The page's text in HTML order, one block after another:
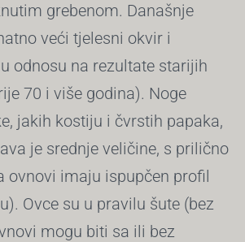
grebenom. Današnje
veći tjelesni okvir i
odnosu na rezultate starijih
70 i više godina). Noge
jakih kostiju i čvrstih papaka,
je srednje veličine, s prilično
ovnovi imaju ispupčen profil
Ovce su u pravilu šute (bez
mogu biti sa ili bez